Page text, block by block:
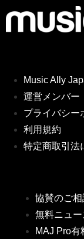
Music Ally
運営メンバー
プライバシー
利用規約
特定商取引法
協賛のご相
無料ニュ
MAJ Pro有